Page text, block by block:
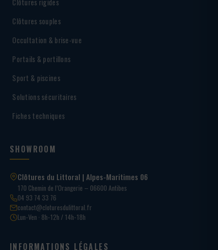
Clôtures rigides
Clôtures souples
Occultation & brise-vue
Portails & portillons
Sport & piscines
Solutions sécuritaires
Fiches techniques
SHOWROOM
Clôtures du Littoral | Alpes-Maritimes 06
170 Chemin de l’Orangerie – 06600 Antibes
04 93 74 33 76
contact@cloturesdulittoral.fr
Lun-Ven · 8h-12h / 14h-18h
INFORMATIONS LÉGALES